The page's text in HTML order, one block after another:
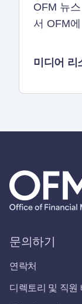
OFM 뉴
서 OFM
미디어 리
문의하기
연락처
디렉토리 및 직원